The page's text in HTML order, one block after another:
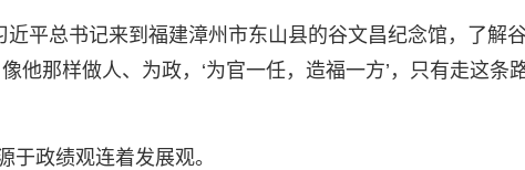
近平总书记来到福建漳州市东山县的谷文昌纪念馆，了解
他那样做人、为政，‘为官一任，造福一方’，只有走这条
于政绩观连着发展观。